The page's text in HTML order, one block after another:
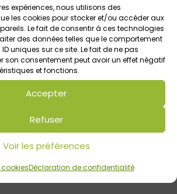
expériences, nous utilisons des
les cookies pour stocker et/ou accéder aux
Le fait de consentir à ces technologies
des données telles que le comportement
uniques sur ce site. Le fait de ne pas
son consentement peut avoir un effet négatif
et fonctions.
Accepter
Refuser
Voir les préférences
Déclaration de confidentialité
: Annaïck P.
avis sur
les Enfants / Le